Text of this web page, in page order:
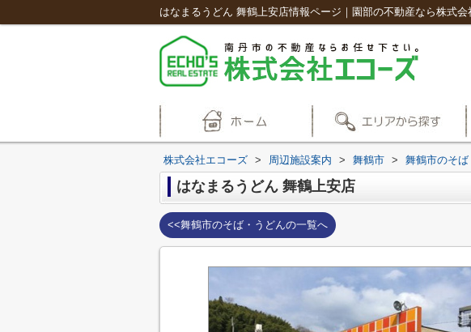
はなまるうどん 舞鶴上安店情報ページ｜園部の不動産なら株式会
株式会社エコーズ > 周辺施設案内 > 舞鶴市 > 舞鶴市のそば
はなまるうどん 舞鶴上安店
<<舞鶴市のそば・うどんの一覧へ